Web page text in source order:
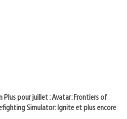
Plus pour juillet : Avatar: Frontiers of
Simulator: Ignite et plus encore